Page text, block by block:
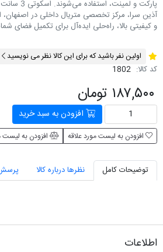
آذین سرا، مرکز تخصصی متریال داخلی در اصفهان،
و کیفیتی بالا، راه‌حلی ایده‌آل برای تکمیل فضای
اولین نفر باشید که برای این کالا نظر می نویسید
کد کالا: 1802
۱۸۷,۵۰۰ تومان
افزودن به سبد خرید
افزودن به لیست مورد علاقه افزودن به
توضیحات کامل نظرها درباره کالا
اطلاعات